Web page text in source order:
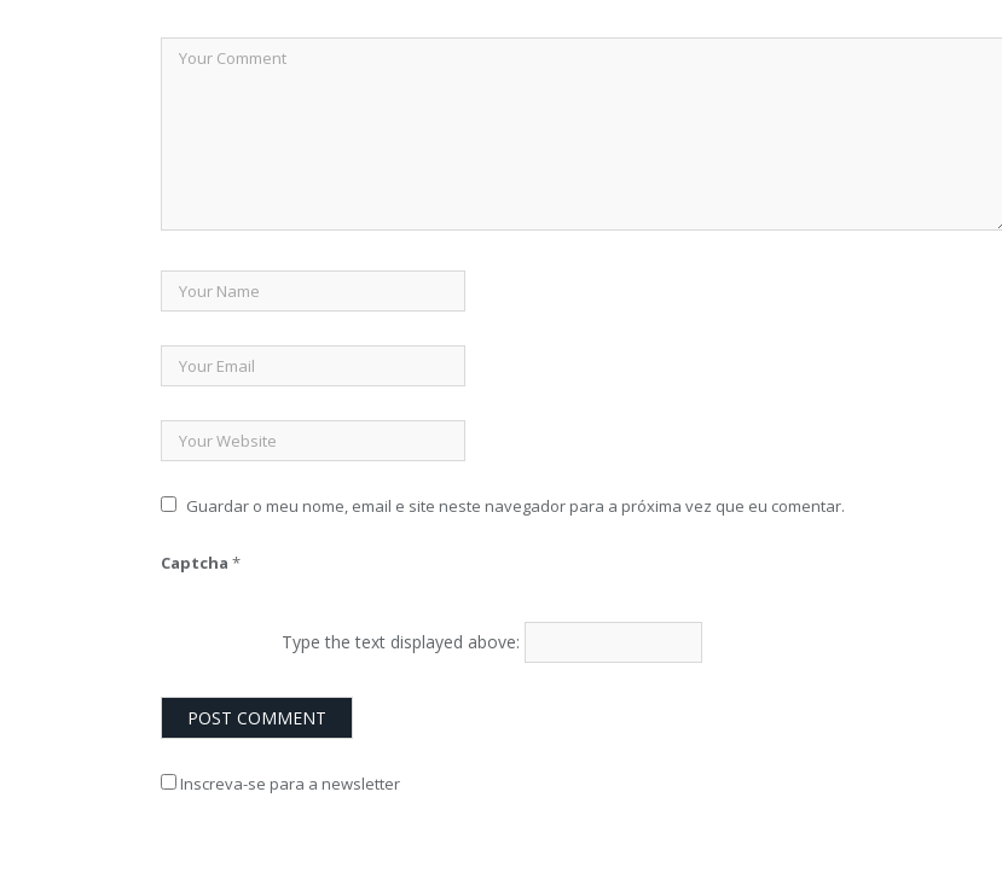
Guardar o meu nome, email e site neste navegador para a próxima vez que eu comentar.
Captcha *
Type the text displayed above:
Inscreva-se para a newsletter